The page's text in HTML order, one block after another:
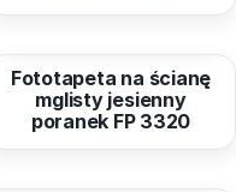
od40,96 zł
Fototapeta na ścianę
mglisty jesienny
poranek FP 3320